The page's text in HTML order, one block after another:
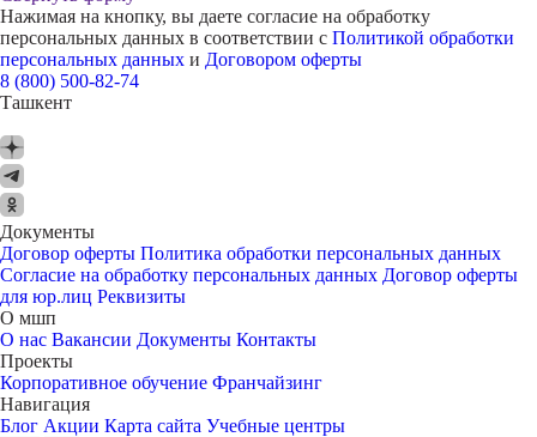
Нажимая на кнопку, вы даете согласие на обработку
персональных данных в соответствии с Политикой обработки
персональных данных и Договором оферты
8 (800) 500-82-74
Ташкент
Документы
Договор оферты Политика обработки персональных данных
Согласие на обработку персональных данных Договор оферты
для юр.лиц Реквизиты
О мшп
О нас Вакансии Документы Контакты
Проекты
Корпоративное обучение Франчайзинг
Навигация
Блог Акции Карта сайта Учебные центры